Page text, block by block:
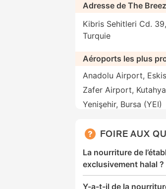
Adresse de The
Kibris Sehitleri Cd.
Turquie
Aéroports les plus
Anadolu Airport,
Zafer Airport,
Yenişehir, Bursa (YEI)
FOIRE AUX
La nourriture de
exclusivement halal ?
Y-a-t-il de la